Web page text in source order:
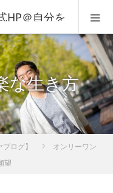
HP＠自分を
な生き方
ログ】
オンリーワン
望